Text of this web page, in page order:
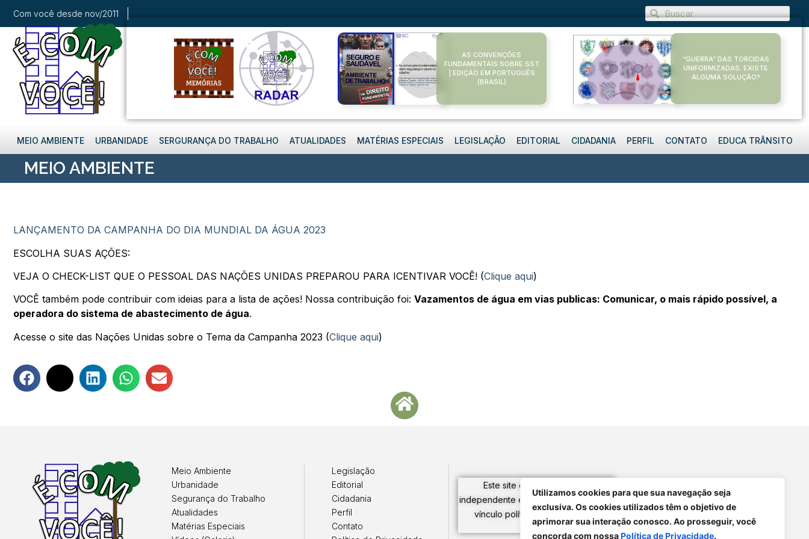
Utilizamos cookies para que sua navegação seja
exclusiva. Os cookies utilizados têm o objetivo de
aprimorar sua interação conosco. Ao prosseguir, você
concorda com nossaPolítica de Privacidade.
Com você desde nov/2011
AS CONVENÇÕES
FUNDAMENTAIS SOBRE SST
| EDIÇÃO EM PORTUGUÊS
(BRASIL)
“GUERRA” DAS TORCIDAS
UNIFORMIZADAS. EXISTE
ALGUMA SOLUÇÃO?
MEIO AMBIENTE URBANIDADE SERGURANÇA DO TRABALHO ATUALIDADES MATÉRIAS ESPECIAIS LEGISLAÇÃO EDITORIAL CIDADANIA PERFIL CONTATO EDUCA TRÂNSITO
MEIO AMBIENTE
LANÇAMENTO DA CAMPANHA DO DIA MUNDIAL DA ÁGUA 2023
ESCOLHA SUAS AÇÕES:
VEJA O CHECK-LIST QUE O PESSOAL DAS NAÇÕES UNIDAS PREPAROU PARA ICENTIVAR VOCÊ! (Clique aqui)
VOCÊ também pode contribuir com ideias para a lista de ações! Nossa contribuição foi: Vazamentos de água em vias publicas: Comunicar, o mais rápido possível, a
operadora do sistema de abastecimento de água.
Acesse o site das Nações Unidas sobre o Tema da Campanha 2023 (Clique aqui)
Meio Ambiente
Urbanidade
Segurança do Trabalho
Atualidades
Matérias Especiais
Legislação
Editorial
Cidadania
Perfil
Contato
Este site é uma iniciativa
independente e não possui nenhum
vínculo político ou partidário.